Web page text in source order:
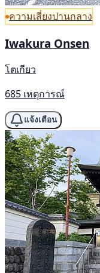
ความเสี่ยงปานกลาง
Iwakura Onsen
โตเกียว
685 เหตุการณ์
แจ้งเตือน